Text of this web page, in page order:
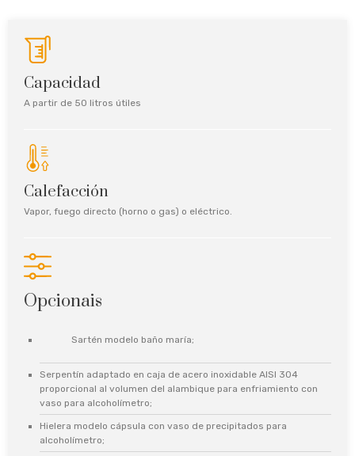
Capacidad
A partir de 50 litros útiles
Calefacción
Vapor, fuego directo (horno o gas) o eléctrico.
Opcionais
Sartén modelo baño maría;
Serpentín adaptado en caja de acero inoxidable AISI 304
proporcional al volumen del alambique para enfriamiento con
vaso para alcoholímetro;
Hielera modelo cápsula con vaso de precipitados para
alcoholímetro;